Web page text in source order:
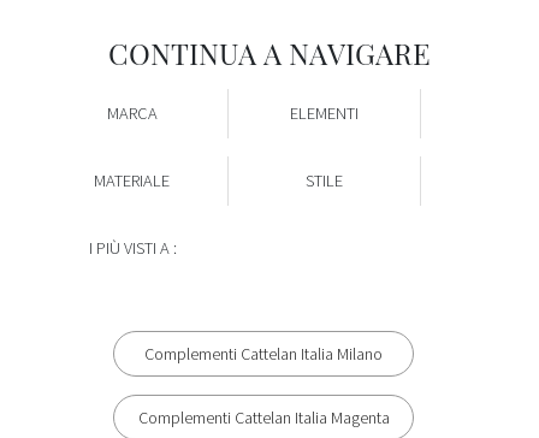
CONTINUA A NAVIGARE
MARCA ELEMENTI
MATERIALE STILE
I PIÙ VISTI A :
Complementi Cattelan Italia Milano
Complementi Cattelan Italia Magenta